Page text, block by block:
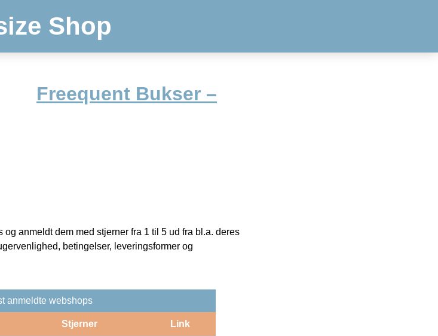
Shop
Freequent Bukser –
anmeldt dem med stjerner fra 1 til 5 ud fra bl.a. deres
betingelser, leveringsformer og
anmeldte webshops
Stjerner Link